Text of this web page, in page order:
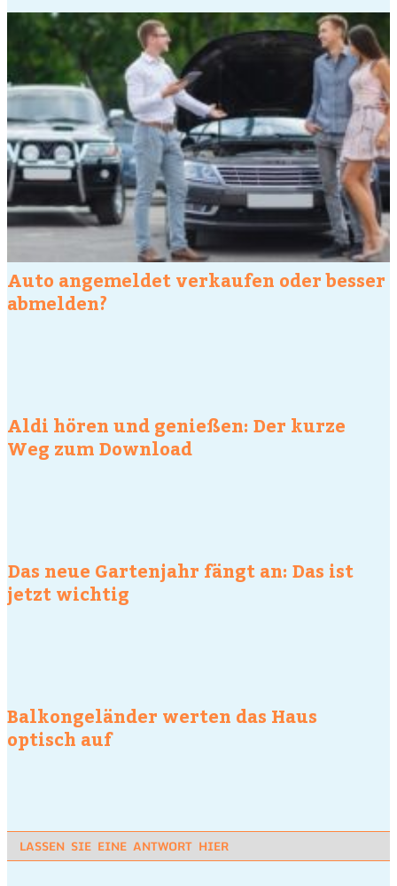
Auto angemeldet verkaufen oder besser
abmelden?
Aldi hören und genießen: Der kurze
Weg zum Download
Das neue Gartenjahr fängt an: Das ist
jetzt wichtig
Balkongeländer werten das Haus
optisch auf
LASSEN SIE EINE ANTWORT HIER